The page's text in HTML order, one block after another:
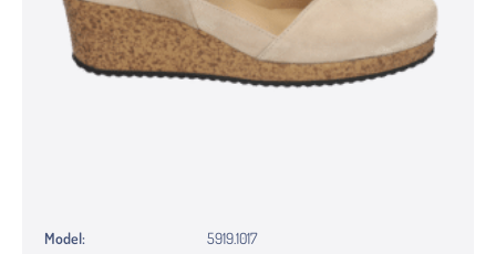
Model:
5919.1017